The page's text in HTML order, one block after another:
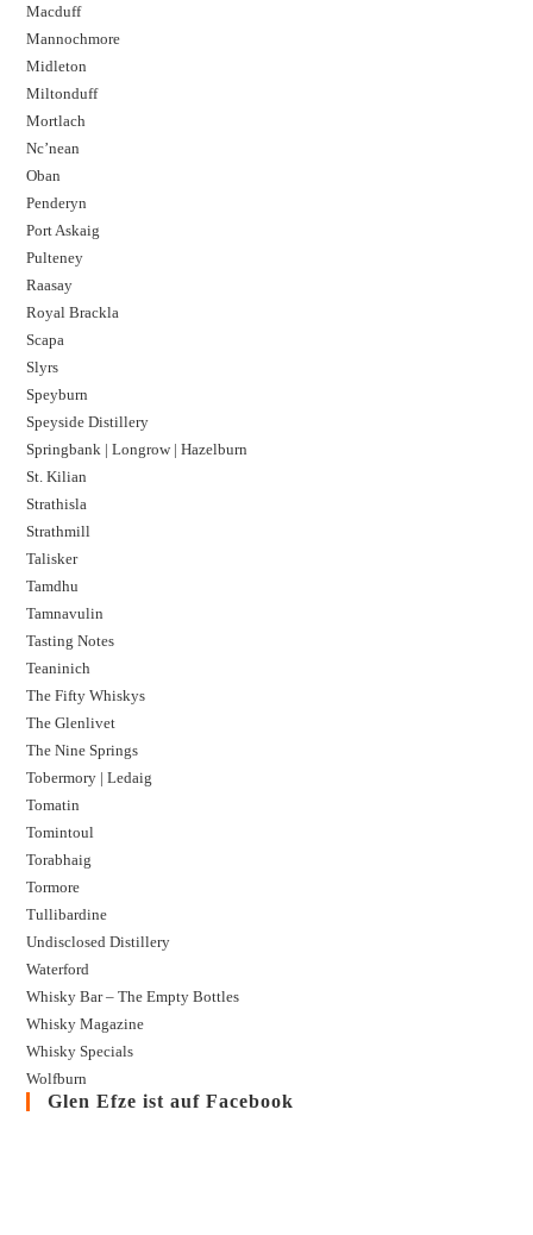
Macduff
Mannochmore
Midleton
Miltonduff
Mortlach
Nc’nean
Oban
Penderyn
Port Askaig
Pulteney
Raasay
Royal Brackla
Scapa
Slyrs
Speyburn
Speyside Distillery
Springbank | Longrow | Hazelburn
St. Kilian
Strathisla
Strathmill
Talisker
Tamdhu
Tamnavulin
Tasting Notes
Teaninich
The Fifty Whiskys
The Glenlivet
The Nine Springs
Tobermory | Ledaig
Tomatin
Tomintoul
Torabhaig
Tormore
Tullibardine
Undisclosed Distillery
Waterford
Whisky Bar – The Empty Bottles
Whisky Magazine
Whisky Specials
Wolfburn
Glen Efze ist auf Facebook